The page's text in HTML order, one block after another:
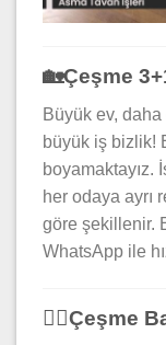
🏡Çeşme
Büyük ev,
büyük iş bizlik!
boyamaktayız.
her odaya ayrı
göre şekillenir.
WhatsApp ile
👷‍♂️Çeşme